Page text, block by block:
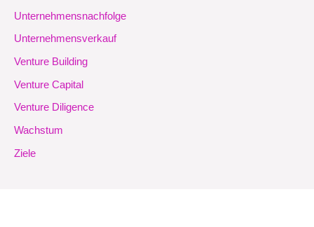
Unternehmensnachfolge
Unternehmensverkauf
Venture Building
Venture Capital
Venture Diligence
Wachstum
Ziele